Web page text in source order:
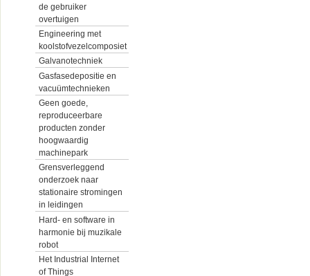
de gebruiker
overtuigen
Engineering met
koolstofvezelcomposiet
Galvanotechniek
Gasfasedepositie en
vacuümtechnieken
Geen goede,
reproduceerbare
producten zonder
hoogwaardig
machinepark
Grensverleggend
onderzoek naar
stationaire stromingen
in leidingen
Hard- en software in
harmonie bij muzikale
robot
Het Industrial Internet
of Things